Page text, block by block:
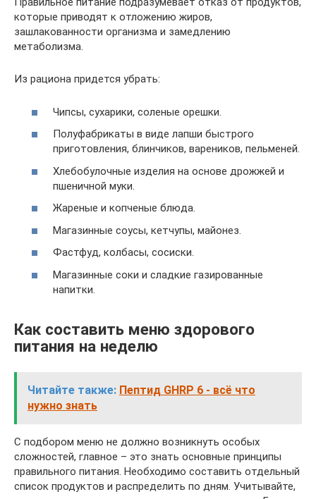
которые приводят к отложению жиров,
зашлакованности организма и замедлению
метаболизма.
Из рациона придется убрать:
Чипсы, сухарики, соленые орешки.
Полуфабрикаты в виде лапши быстрого
приготовления, блинчиков, вареников, пельменей.
Хлебобулочные изделия на основе дрожжей и
пшеничной муки.
Жареные и копченые блюда.
Магазинные соусы, кетчупы, майонез.
Фастфуд, колбасы, сосиски.
Магазинные соки и сладкие газированные
напитки.
Как составить меню здорового
питания на неделю
Читайте также: Пептид GHRP 6 - всё что
нужно знать
С подбором меню не должно возникнуть особых
сложностей, главное – это знать основные принципы
правильного питания. Необходимо составить отдельный
список продуктов и распределить по дням. Учитывайте,